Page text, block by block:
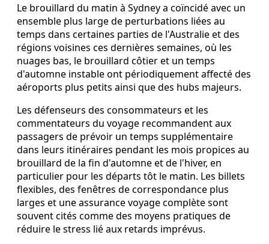
Le brouillard du matin à Sydney a coïncidé avec un
ensemble plus large de perturbations liées au
temps dans certaines parties de l'Australie et des
régions voisines ces dernières semaines, où les
nuages bas, le brouillard côtier et un temps
d'automne instable ont périodiquement affecté des
aéroports plus petits ainsi que des hubs majeurs.
Les défenseurs des consommateurs et les
commentateurs du voyage recommandent aux
passagers de prévoir un temps supplémentaire
dans leurs itinéraires pendant les mois propices au
brouillard de la fin d'automne et de l'hiver, en
particulier pour les départs tôt le matin. Les billets
flexibles, des fenêtres de correspondance plus
larges et une assurance voyage complète sont
souvent cités comme des moyens pratiques de
réduire le stress lié aux retards imprévus.